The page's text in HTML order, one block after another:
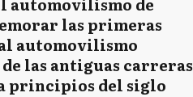
automovilismo de
las primeras
automovilismo
las antiguas carreras
principios del siglo